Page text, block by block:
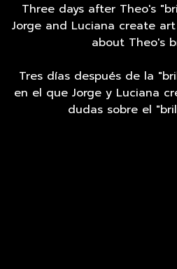
Three days after Theo's
Jorge and Luciana create
about Theo's
Tres días después de la
en el que Jorge y Luciana
dudas sobre el